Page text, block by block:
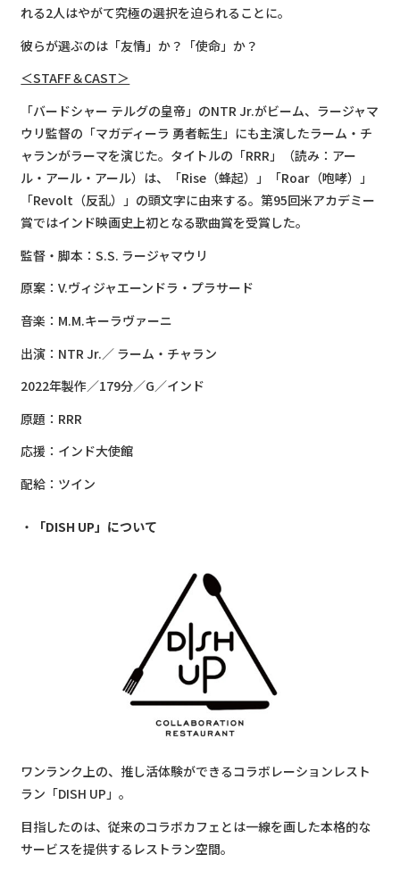
れる2人はやがて究極の選択を迫られることに。
彼らが選ぶのは「友情」か？「使命」か？
＜STAFF＆CAST＞
「バードシャー テルグの皇帝」のNTR Jr.がビーム、ラージャマ
ウリ監督の「マガディーラ 勇者転生」にも主演したラーム・チ
ャランがラーマを演じた。タイトルの「RRR」（読み：アー
ル・アール・アール）は、「Rise（蜂起）」「Roar（咆哮）」
「Revolt（反乱）」の頭文字に由来する。第95回米アカデミー
賞ではインド映画史上初となる歌曲賞を受賞した。
監督・脚本：S.S. ラージャマウリ
原案：V.ヴィジャエーンドラ・プラサード
音楽：M.M.キーラヴァーニ
出演：NTR Jr.／ ラーム・チャラン
2022年製作／179分／G／インド
原題：RRR
応援：インド大使館
配給：ツイン
「DISH UP」について
ワンランク上の、推し活体験ができるコラボレーションレスト
ラン「DISH UP」。
目指したのは、従来のコラボカフェとは一線を画した本格的な
サービスを提供するレストラン空間。